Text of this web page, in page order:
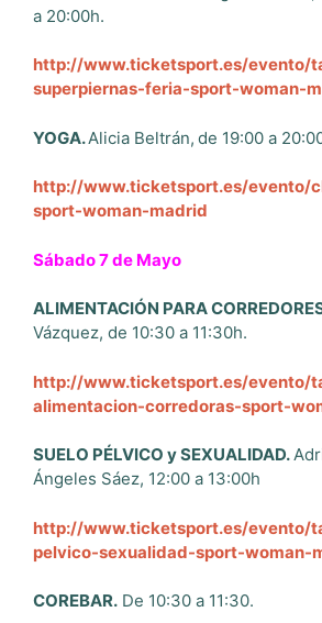
a 20:00h.
http://www.ticketsport.es/evento/
superpiernas-feria-sport-woman-
YOGA.Alicia Beltrán, de 19:00 a
http://www.ticketsport.es/evento/
sport-woman-madrid
Sábado 7 de Mayo
ALIMENTACIÓN PARA
Vázquez, de 10:30 a 11:30h.
http://www.ticketsport.es/evento/
alimentacion-corredoras-sport-
SUELO PÉLVICO y SEXUALIDAD.
Ángeles Sáez, 12:00 a 13:00h
http://www.ticketsport.es/evento/
pelvico-sexualidad-sport-woman-
COREBAR. De 10:30 a 11:30.